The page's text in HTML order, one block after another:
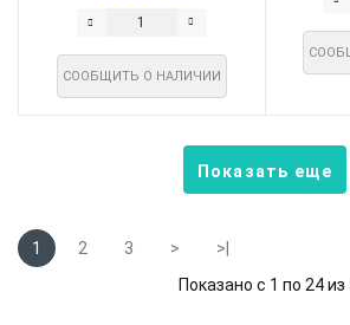
СООБЩИТЬ О НАЛИЧИИ
Показать еще
1 2 3 >
>|
Показано с 1 по 24